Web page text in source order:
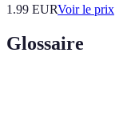
1.99 EURVoir le prix
Glossaire